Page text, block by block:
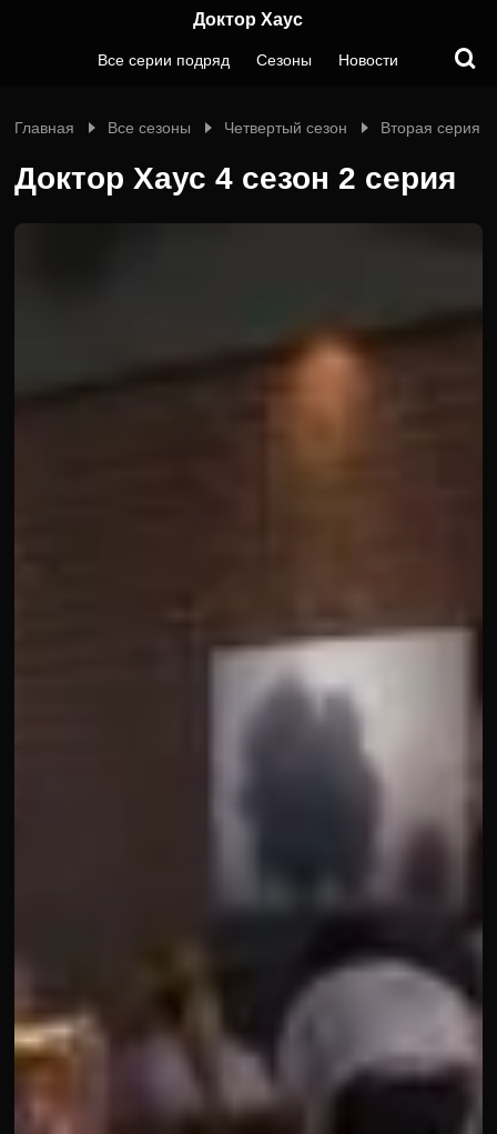
Доктор Хаус
Все серии подряд Сезоны Новости
Главная Все сезоны Четвертый сезон Вторая серия
Доктор Хаус 4 сезон 2 серия